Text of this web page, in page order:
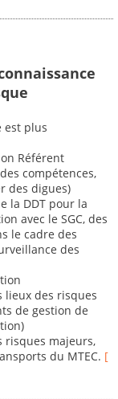
est plus
Référent
compétences,
des digues)
la DDT pour la
avec le SGC, des
le cadre des
des
des risques
de gestion de
risques majeurs,
du MTEC. [